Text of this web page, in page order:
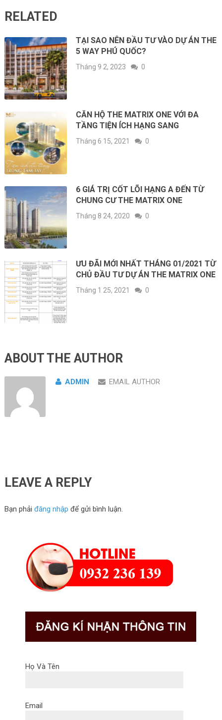
RELATED
TẠI SAO NÊN ĐẦU TƯ VÀO DỰ ÁN THE
5 WAY PHÚ QUỐC?
Tháng 9 2, 2023 0
CĂN HỘ THE MATRIX ONE VỚI ĐA
TẦNG TIỆN ÍCH HẠNG SANG
Tháng 6 15, 2021 0
6 GIÁ TRỊ CỐT LÕI HẠNG A ĐẾN TỪ
CHUNG CƯ THE MATRIX ONE
Tháng 8 24, 2020 0
ƯU ĐÃI MỚI NHẤT THÁNG 01/2021 TỪ
CHỦ ĐẦU TƯ DỰ ÁN THE MATRIX ONE
Tháng 1 25, 2021 0
ABOUT THE AUTHOR
ADMIN EMAIL AUTHOR
LEAVE A REPLY
Bạn phải đăng nhập để gửi bình luận.
Họ Và Tên
Email